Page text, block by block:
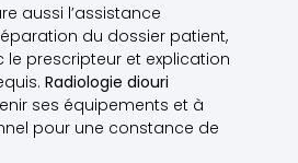
aussi l’assistance
du dossier patient,
prescripteur et explication
Radiologie diouri
ses équipements et à
pour une constance de